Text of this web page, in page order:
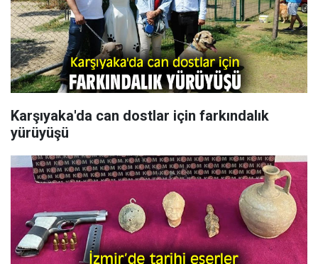
Karşıyaka'da can dostlar için farkındalık
yürüyüşü